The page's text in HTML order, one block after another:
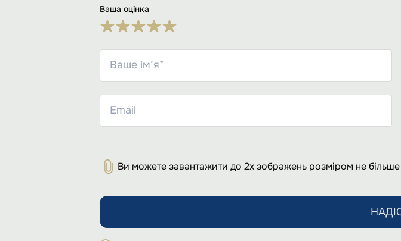
Ваша оцінка
Ви можете завантажити до 2х зображень розміром не